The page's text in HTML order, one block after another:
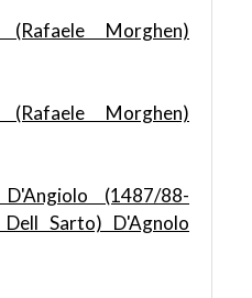
Morghen)
Morghen)
(1487/88-
Sarto) D'Agnolo